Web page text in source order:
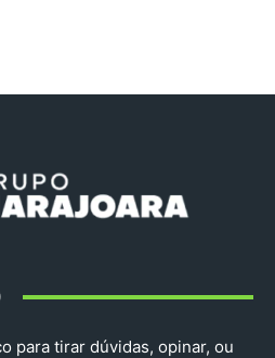
para tirar dúvidas, opinar, ou